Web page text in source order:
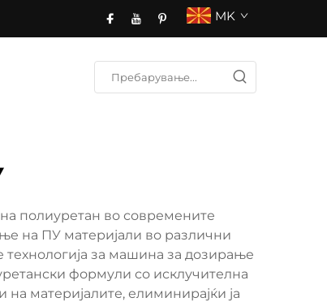
MK
полиуретан во современите
на ПУ материјали во различни
за машина за дозирање
формули со исклучителна
материјалите, елиминирајќи ја